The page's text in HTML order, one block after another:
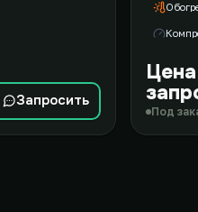
Запросить
Под